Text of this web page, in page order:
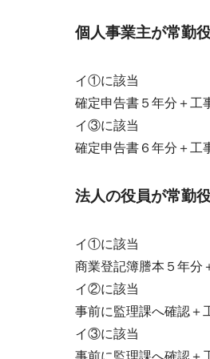
個人事業主が常勤
イ①に該当
確定申告書５年分＋工
イ③に該当
確定申告書６年分＋工
法人の役員が常勤
イ①に該当
商業登記簿謄本５年分
イ②に該当
事前に監理課へ確認＋
イ③に該当
事前に監理課へ確認＋